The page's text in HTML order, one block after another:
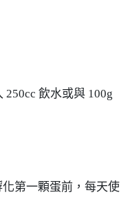
飲水或與 100g
第一顆蛋前，每天使